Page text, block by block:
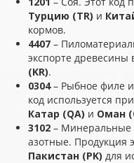
Турцию (TR) и
кормов.
4407 –
экспорте древесины
(KR).
0304– Рыбное филе
код используется
Катар (QA) и Оман
3102 – Минеральные
азотные. Продукция
Пакистан (PK) для